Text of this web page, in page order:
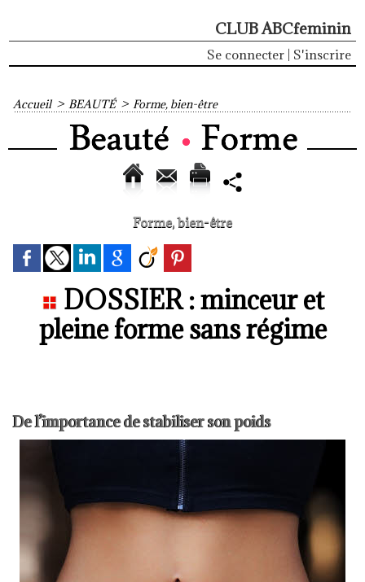
CLUB ABCfeminin
Se connecter S'inscrire
Accueil > BEAUTÉ > Forme, bien-être
Forme, bien-être
DOSSIER : minceur et
pleine forme sans régime
De l’importance de stabiliser son poids